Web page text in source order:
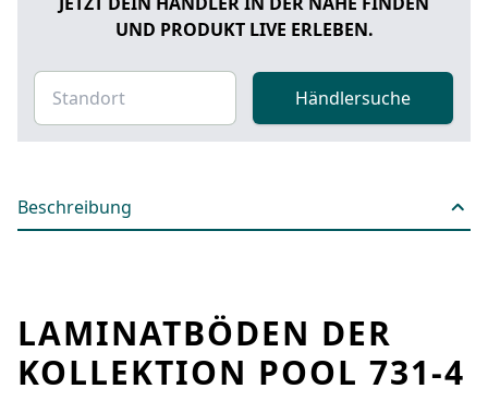
UND PRODUKT LIVE ERLEBEN.
Händlersuche
Beschreibung
LAMINATBÖDEN DER
KOLLEKTION POOL 731-4